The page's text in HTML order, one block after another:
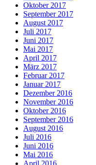
Oktober 2017
September 2017
August 2017
Juli 2017
Juni 2017
Mai 2017
April 2017
März 2017
Februar 2017
Januar 2017
Dezember 2016
November 2016
Oktober 2016
September 2016
August 2016
Juli 2016
Juni 2016
Mai 2016
April 2016